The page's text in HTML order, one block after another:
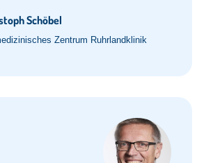
Schöbel
Zentrum Ruhrlandklinik